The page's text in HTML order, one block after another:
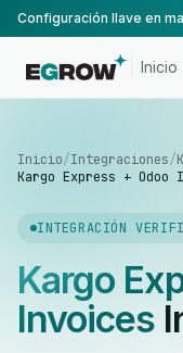
Inicio
Inicio/Integraciones/
Kargo Express + Odoo
INTEGRACIÓN
Kargo
Invoices